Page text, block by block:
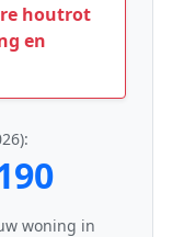
houtrot
en
woning in